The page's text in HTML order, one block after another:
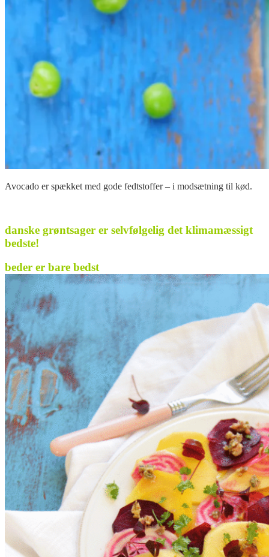
Avocado er spækket med gode fedtstoffer – i modsætning til kød.
danske grøntsager er selvfølgelig det klimamæssigt
bedste!
beder er bare bedst